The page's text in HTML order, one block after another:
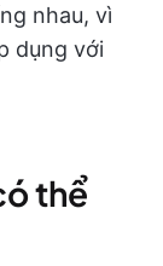
nhau, vì
dụng với
thể